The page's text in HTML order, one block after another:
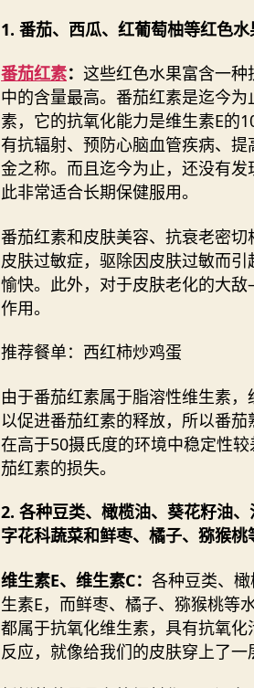
1. 番茄、西瓜、红葡萄柚等红色水
番茄红素： 这些红色水果富含一
中的含量最高。番茄红素是迄今
素，它的抗氧化能力是维生素E的
有抗辐射、预防心脑血管疾病、
金之称。而且迄今为止，还没有
此非常适合长期保健服用。
番茄红素和皮肤美容、抗衰老密
皮肤过敏症，驱除因皮肤过敏而
愉快。此外，对于皮肤老化的大
作用。
推荐餐单：西红柿炒鸡蛋
由于番茄红素属于脂溶性维生素
以促进番茄红素的释放，所以番
在高于50摄氏度的环境中稳定性
茄红素的损失。
2. 各种豆类、橄榄油、葵花籽油
字花科蔬菜和鲜枣、橘子、猕猴桃
维生素E、维生素C： 各种豆类、
生素E，而鲜枣、橘子、猕猴桃等
都属于抗氧化维生素，具有抗氧
反应，就像给我们的皮肤穿上了一